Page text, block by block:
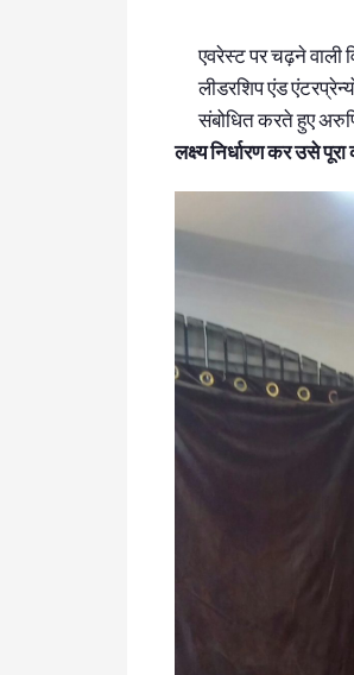
एवरेस्ट पर चढ़ने वाली
लीडरशिप एंड
संबोधित करते हुए
लक्ष्य निर्धारण कर उसे